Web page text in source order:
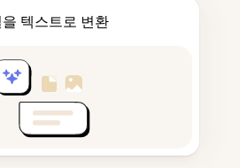
텍스트로 변환